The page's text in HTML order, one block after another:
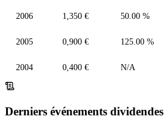
2006 1,350 € 50.00 %
2005 0,900 € 125.00 %
2004 0,400 € N/A
Derniers événements dividendes